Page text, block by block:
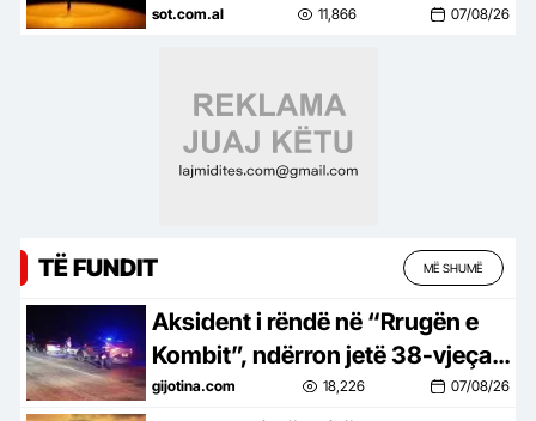
jeta ish-trajneri
sot.com.al 11,866 07/08/26
TË FUNDIT MË SHUMË
Aksident i rëndë në “Rrugën e
Kombit”, ndërron jetë 38-vjeçari
nga Kosova
gijotina.com 18,226 07/08/26